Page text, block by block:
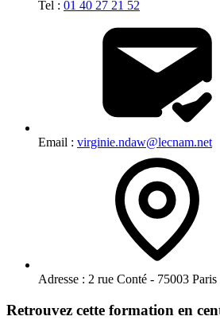
Tel : 01 40 27 21 52
Email : virginie.ndaw@lecnam.net
Adresse : 2 rue Conté - 75003 Paris
Retrouvez cette formation en